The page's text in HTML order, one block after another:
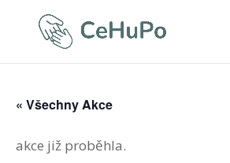
« Všechny Akce
akce již proběhla.